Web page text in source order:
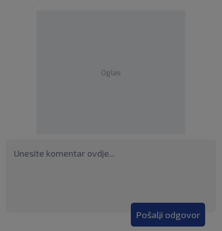
Oglas
Pošalji odgovor